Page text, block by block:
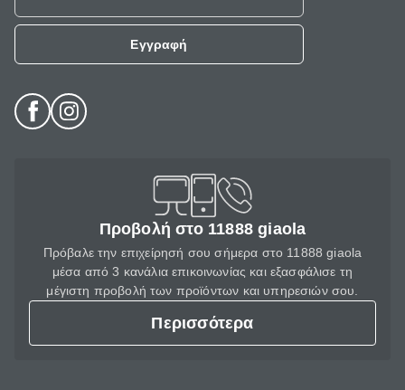
Εγγραφή
Προβολή στο 11888 giaola
Πρόβαλε την επιχείρησή σου σήμερα στο 11888 giaola
μέσα από 3 κανάλια επικοινωνίας και εξασφάλισε τη
μέγιστη προβολή των προϊόντων και υπηρεσιών σου.
Περισσότερα